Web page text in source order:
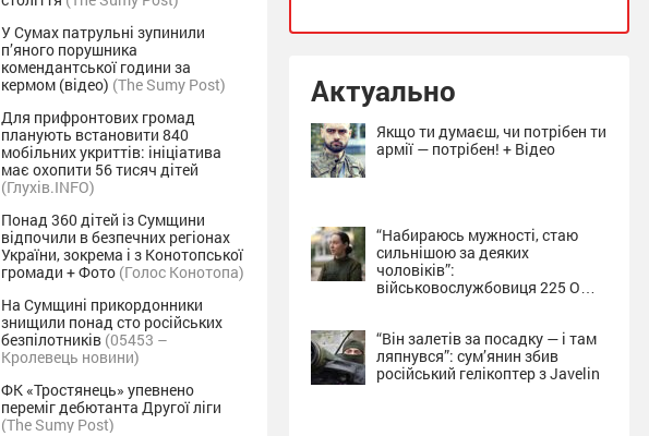
У Сумах патрульні зупинили
п’яного порушника
комендантської години за
кермом (відео) (The Sumy Post)
Для прифронтових громад
планують встановити 840
мобільних укриттів: ініціатива
має охопити 56 тисяч дітей
(Глухів.INFO)
Понад 360 дітей із Сумщини
відпочили в безпечних регіонах
України, зокрема і з Конотопської
громади + Фото (Голос Конотопа)
На Сумщині прикордонники
знищили понад сто російських
безпілотників (05453 –
Кролевець новини)
ФК «Тростянець» упевнено
переміг дебютанта Другої ліги
(The Sumy Post)
Актуально
Якщо ти думаєш, чи потрібен ти
армії — потрібен! + Відео
“Набираюсь мужності, стаю
сильнішою за деяких
чоловіків”:
військовослужбовиця 225 ОШП
“Він залетів за посадку — і там
ляпнувся”: сум’янин збив
російський гелікоптер з Javelin